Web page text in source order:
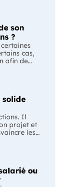
son
?
cas,
afin de
une offre
la cession
Les
cession.
solide
Il
projet et
les
de
ou